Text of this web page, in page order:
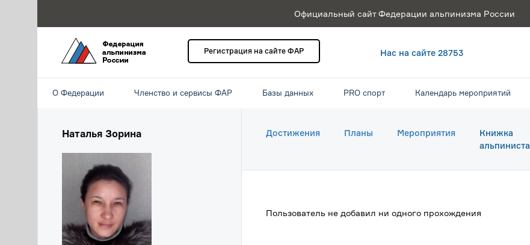
Официальный сайт Федерации альпинизма России
Регистрация на сайте ФАР Нас на сайте 28753
О Федерации Членство и сервисы ФАР Базы данных PRO спорт Календарь мероприятий
Наталья Зорина Достижения Планы Мероприятия
Книжка
альпиниста
Пользователь не добавил ни одного прохождения